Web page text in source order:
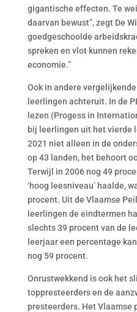
gigantische effecten. Te
daarvan bewust”, zegt De
goedgeschoolde
spreken en vlot kunnen
economie.”
Ook in andere
leerlingen achteruit. In de
lezen (Progess in
bij leerlingen uit het vierde
2021 niet alleen in de
op 43 landen, het behoort
Terwijl in 2006 nog 49
‘hoog leesniveau’ haalde,
procent. Uit de Vlaamse
leerlingen de eindtermen
slechts 39 procent van de
leerjaar een percentage
nog 59 procent.
Onrustwekkend is ook het
toppresteerders en de
presteerders. Het Vlaamse